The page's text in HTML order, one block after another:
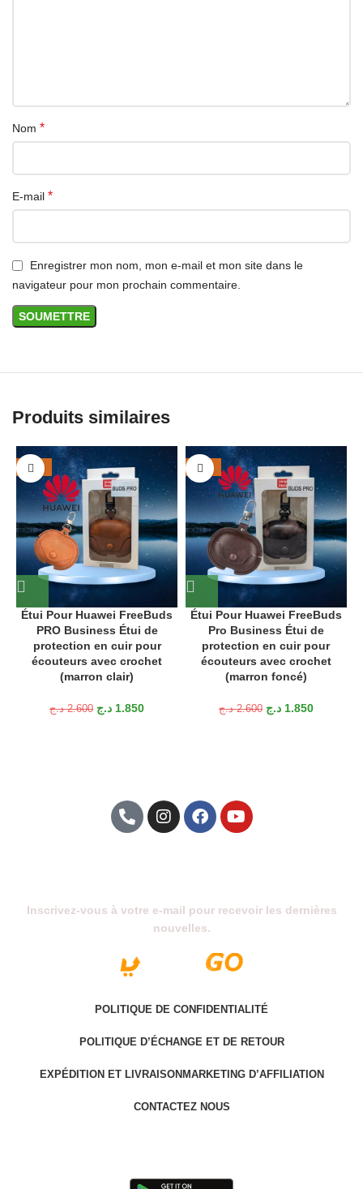
Nom *
E-mail *
Enregistrer mon nom, mon e-mail et mon site dans le
navigateur pour mon prochain commentaire.
Produits similaires
-29%
Étui Pour Huawei FreeBuds
PRO Business Étui de
protection en cuir pour
écouteurs avec crochet
(marron clair)
2.600 د.ج 1.850 د.ج
-29%
Étui Pour Huawei FreeBuds
Pro Business Étui de
protection en cuir pour
écouteurs avec crochet
(marron foncé)
2.600 د.ج 1.850 د.ج
Inscrivez-vous à votre e-mail pour recevoir les dernières
nouvelles.
POLITIQUE DE CONFIDENTIALITÉ
POLITIQUE D’ÉCHANGE ET DE RETOUR
EXPÉDITION ET LIVRAISON MARKETING D’AFFILIATION
CONTACTEZ NOUS